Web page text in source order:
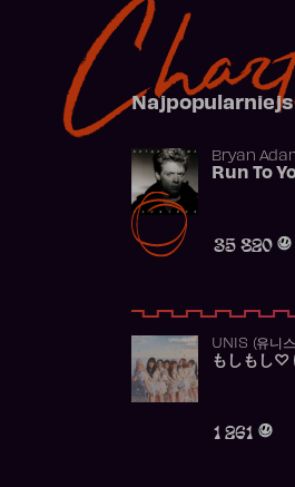
Bryan
Run To
35 820
UNIS (유니
もしもし
1 261